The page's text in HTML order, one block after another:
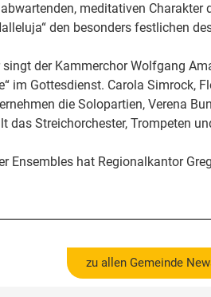
meditativen Charakter
den besonders festlichen
der Kammerchor Wolfgang
im Gottesdienst. Carola Simrock,
die Solopartien, Verena
das Streichorchester, Trompeten
Ensembles hat Regionalkantor
zu allen Gemeinde